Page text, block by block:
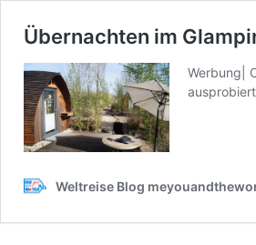
Übernachten im
Werbung|
Weltreise Blog